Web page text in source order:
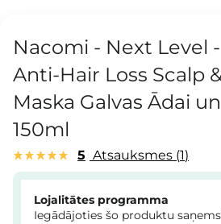
Nacomi - Next Level
Anti-Hair Loss Scalp
Maska Galvas Ādai
150ml
5 Atsauksmes 1
Lojalitātes programma
Iegādājoties šo produktu